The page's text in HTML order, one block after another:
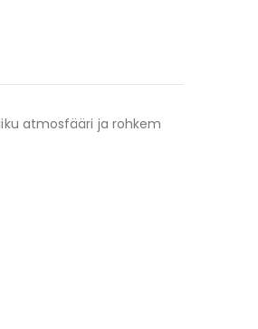
atmosfääri ja rohkem